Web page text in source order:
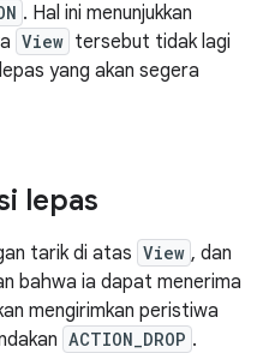
. Hal ini menunjukkan
View tersebut tidak lagi
yang akan segera
lepas
tarik di atas View , dan
bahwa ia dapat menerima
mengirimkan peristiwa
ACTION_DROP .